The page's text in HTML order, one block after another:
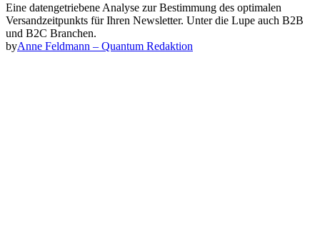
Eine datengetriebene Analyse zur Bestimmung des optimalen
Versandzeitpunkts für Ihren Newsletter. Unter die Lupe auch B2B
und B2C Branchen.
byAnne Feldmann – Quantum Redaktion